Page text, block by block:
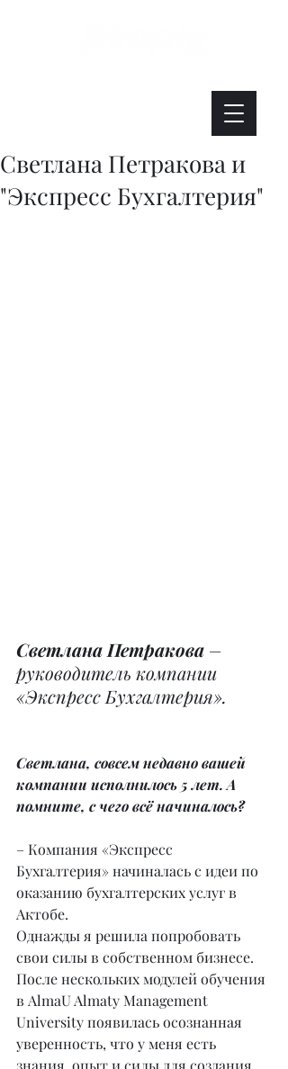
Светлана Петракова и
"Экспресс Бухгалтерия"
Светлана Петракова –
руководитель компании
«Экспресс Бухгалтерия».
Светлана, совсем недавно вашей
компании исполнилось 5 лет. А
помните, с чего всё начиналось?
– Компания «Экспресс
Бухгалтерия» начиналась с идеи по
оказанию бухгалтерских услуг в
Актобе.
Однажды я решила попробовать
свои силы в собственном бизнесе.
После нескольких модулей обучения
в AlmaU Almaty Management
University появилась осознанная
уверенность, что у меня есть
знания, опыт и силы для создания